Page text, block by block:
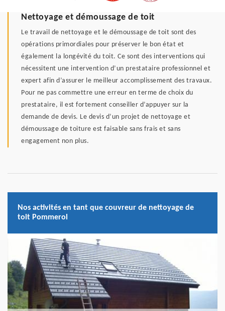
Nettoyage et démoussage de toit
Le travail de nettoyage et le démoussage de toit sont des
opérations primordiales pour préserver le bon état et
également la longévité du toit. Ce sont des interventions qui
nécessitent une intervention d’un prestataire professionnel et
expert afin d’assurer le meilleur accomplissement des travaux.
Pour ne pas commettre une erreur en terme de choix du
prestataire, il est fortement conseiller d’appuyer sur la
demande de devis. Le devis d’un projet de nettoyage et
démoussage de toiture est faisable sans frais et sans
engagement non plus.
Nos activités en tant que couvreur de nettoyage de
toit Pommerol